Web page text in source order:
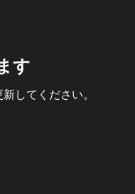
す
してください。